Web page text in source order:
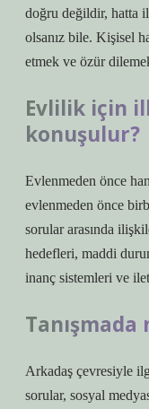
doğru değildir, hatta
olsanız bile. Kişisel
etmek ve özür
Evlilik için
konuşulur?
Evlenmeden önce
evlenmeden önce
sorular arasında
hedefleri, maddi
inanç sistemleri ve
Arkadaş çevresiyle
sorular, sosyal